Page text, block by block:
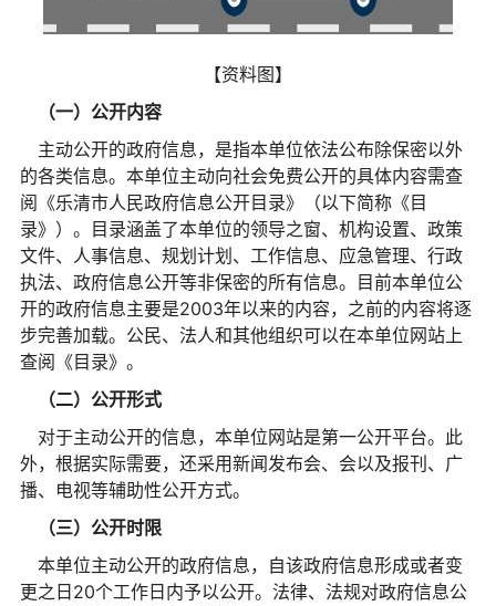
【资料图】
（一）公开内容
主动公开的政府信息，是指本单位依法公布除保密以外
的各类信息。本单位主动向社会免费公开的具体内容需查
阅《乐清市人民政府信息公开目录》（以下简称《目
录》）。目录涵盖了本单位的领导之窗、机构设置、政策
文件、人事信息、规划计划、工作信息、应急管理、行政
执法、政府信息公开等非保密的所有信息。目前本单位公
开的政府信息主要是2003年以来的内容，之前的内容将逐
步完善加载。公民、法人和其他组织可以在本单位网站上
查阅《目录》。
（二）公开形式
对于主动公开的信息，本单位网站是第一公开平台。此
外，根据实际需要，还采用新闻发布会、会以及报刊、广
播、电视等辅助性公开方式。
（三）公开时限
本单位主动公开的政府信息，自该政府信息形成或者变
更之日20个工作日内予以公开。法律、法规对政府信息公